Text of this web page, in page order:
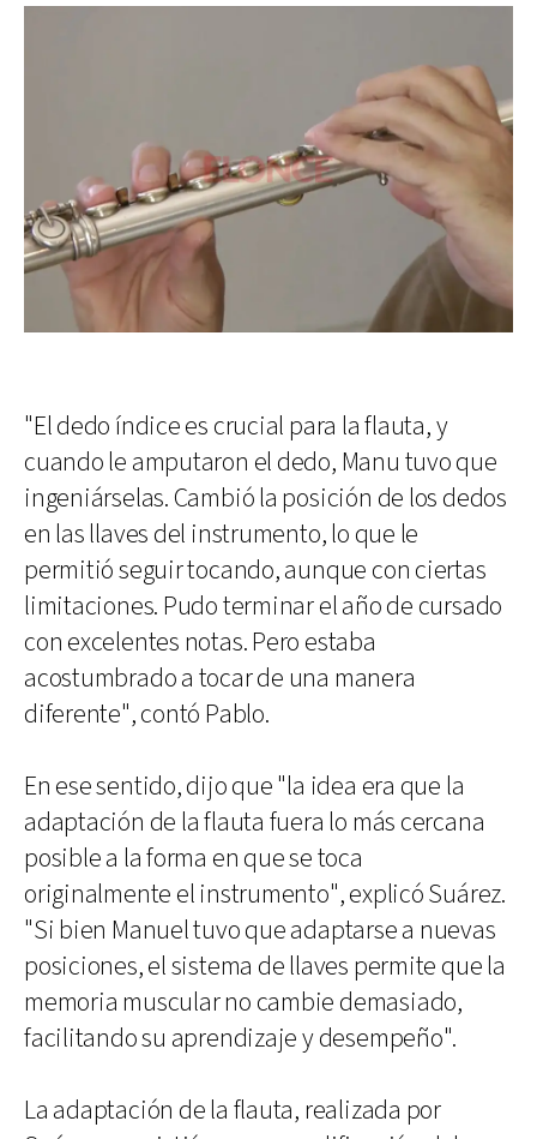
"El dedo índice es crucial para la flauta, y
cuando le amputaron el dedo, Manu tuvo que
ingeniárselas. Cambió la posición de los dedos
en las llaves del instrumento, lo que le
permitió seguir tocando, aunque con ciertas
limitaciones. Pudo terminar el año de cursado
con excelentes notas. Pero estaba
acostumbrado a tocar de una manera
diferente", contó Pablo.
En ese sentido, dijo que "la idea era que la
adaptación de la flauta fuera lo más cercana
posible a la forma en que se toca
originalmente el instrumento", explicó Suárez.
"Si bien Manuel tuvo que adaptarse a nuevas
posiciones, el sistema de llaves permite que la
memoria muscular no cambie demasiado,
facilitando su aprendizaje y desempeño".
La adaptación de la flauta, realizada por